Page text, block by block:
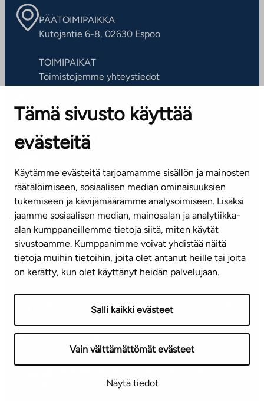
Tämä sivusto käyttää
evästeitä
Käytämme evästeitä tarjoamamme sisällön ja mainosten
räätälöimiseen, sosiaalisen median ominaisuuksien
tukemiseen ja kävijämäärämme analysoimiseen. Lisäksi
jaamme sosiaalisen median, mainosalan ja analytiikka-
alan kumppaneillemme tietoja siitä, miten käytät
sivustoamme. Kumppanimme voivat yhdistää näitä
tietoja muihin tietoihin, joita olet antanut heille tai joita
on kerätty, kun olet käyttänyt heidän palvelujaan.
Salli kaikki evästeet
Vain välttämättömät evästeet
Näytä tiedot
PÄÄTOIMIPAIKKA
Kutojantie 6-8, 02630 Espoo
TOIMIPAIKAT
Toimistojemme yhteystiedot
ASIAKASPALVELUKESKUS
Puh. 045 7734 3777
(arkisin klo 8-16)
info@ta.fi
Tilaa uutiskirje
Mediapankki
TietosuojaselosteSaavutettavuusseloste